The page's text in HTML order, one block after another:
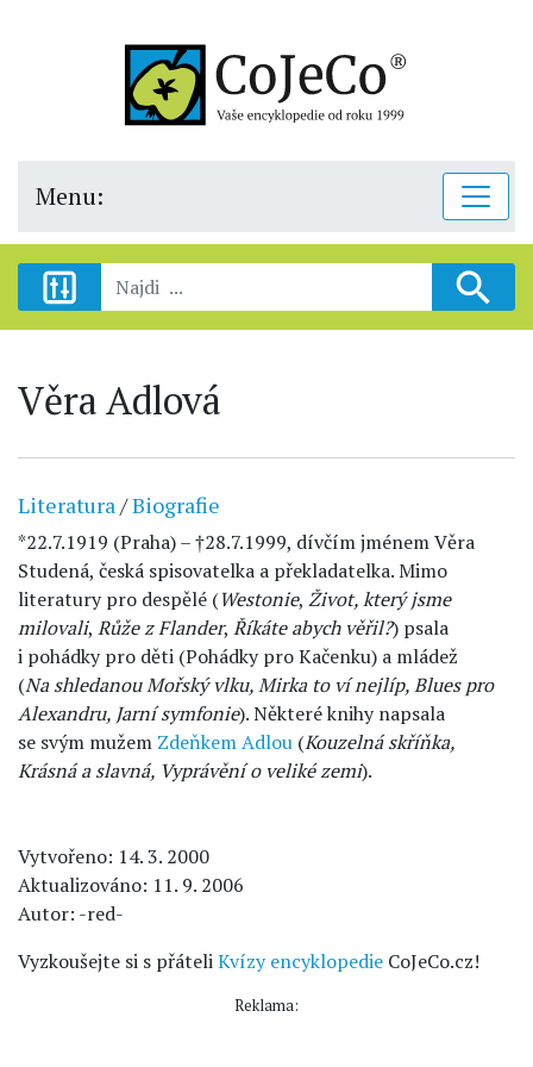
Menu:
Věra Adlová
Literatura/Biografie
*22.7.1919 (Praha) – †28.7.1999, dívčím jménem Věra
Studená, česká spisovatelka a překladatelka. Mimo
literatury pro despělé (Westonie, Život, který jsme
milovali, Růže z Flander, Říkáte abych věřil?) psala
i pohádky pro děti (Pohádky pro Kačenku) a mládež
(Na shledanou Mořský vlku, Mirka to ví nejlíp, Blues pro
Alexandru, Jarní symfonie). Některé knihy napsala
se svým mužem Zdeňkem Adlou (Kouzelná skříňka,
Krásná a slavná, Vyprávění o veliké zemi).
Vytvořeno: 14. 3. 2000
Aktualizováno: 11. 9. 2006
Autor: -red-
Vyzkoušejte si s přáteliKvízy encyklopedie CoJeCo.cz!
Reklama: